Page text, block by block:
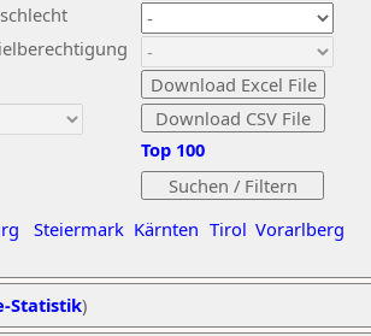
Steiermark Kärnten Tirol Vorarlberg
Top 100
Statistik)